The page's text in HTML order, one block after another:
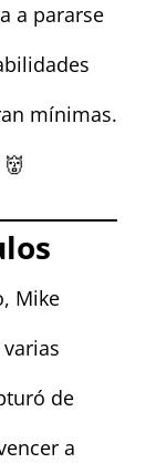
a pararse
mínimas.
Mike
de
a